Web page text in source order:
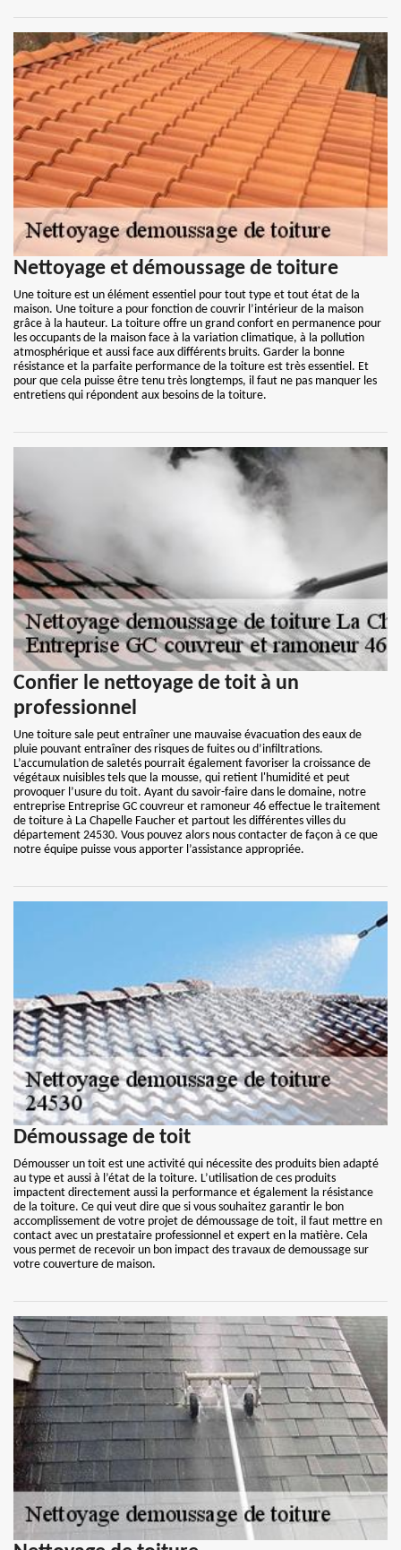
Nettoyage et démoussage de toiture
Une toiture est un élément essentiel pour tout type et tout état de la
maison. Une toiture a pour fonction de couvrir l’intérieur de la maison
grâce à la hauteur. La toiture offre un grand confort en permanence pour
les occupants de la maison face à la variation climatique, à la pollution
atmosphérique et aussi face aux différents bruits. Garder la bonne
résistance et la parfaite performance de la toiture est très essentiel. Et
pour que cela puisse être tenu très longtemps, il faut ne pas manquer les
entretiens qui répondent aux besoins de la toiture.
Confier le nettoyage de toit à un
professionnel
Une toiture sale peut entraîner une mauvaise évacuation des eaux de
pluie pouvant entraîner des risques de fuites ou d’infiltrations.
L’accumulation de saletés pourrait également favoriser la croissance de
végétaux nuisibles tels que la mousse, qui retient l'humidité et peut
provoquer l’usure du toit. Ayant du savoir-faire dans le domaine, notre
entreprise Entreprise GC couvreur et ramoneur 46 effectue le traitement
de toiture à La Chapelle Faucher et partout les différentes villes du
département 24530. Vous pouvez alors nous contacter de façon à ce que
notre équipe puisse vous apporter l’assistance appropriée.
Démoussage de toit
Démousser un toit est une activité qui nécessite des produits bien adapté
au type et aussi à l’état de la toiture. L’utilisation de ces produits
impactent directement aussi la performance et également la résistance
de la toiture. Ce qui veut dire que si vous souhaitez garantir le bon
accomplissement de votre projet de démoussage de toit, il faut mettre en
contact avec un prestataire professionnel et expert en la matière. Cela
vous permet de recevoir un bon impact des travaux de demoussage sur
votre couverture de maison.